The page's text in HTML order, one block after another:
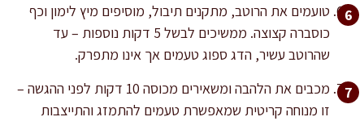
טועמים את הרוטב, מתקנים תיבול, מוסיפים מיץ לימון וכף
כוסברה קצוצה. ממשיכים לבשל 5 דקות נוספות – עד
שהרוטב עשיר, הדג ספוג טעמים אך אינו מתפרק.
מכבים את הלהבה ומשאירים מכוסה 10 דקות לפני ההגשה –
זו מנוחה קריטית שמאפשרת טעמים להתמזג והתייצבות